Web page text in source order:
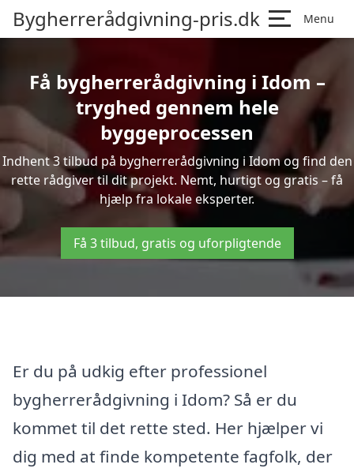
Bygherrerådgivning-pris.dk Menu
Få bygherrerådgivning i Idom –
tryghed gennem hele
byggeprocessen
Indhent 3 tilbud på bygherrerådgivning i Idom og find den
rette rådgiver til dit projekt. Nemt, hurtigt og gratis – få
hjælp fra lokale eksperter.
Få 3 tilbud, gratis og uforpligtende
Er du på udkig efter professionel
bygherrerådgivning i Idom? Så er du
kommet til det rette sted. Her hjælper vi
dig med at finde kompetente fagfolk, der